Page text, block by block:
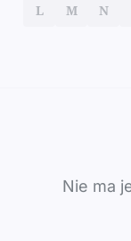
L
M N
Nie ma